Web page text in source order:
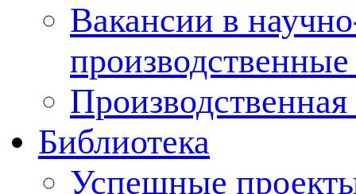
Вакансии в
Производственная
Библиотека
Успешные